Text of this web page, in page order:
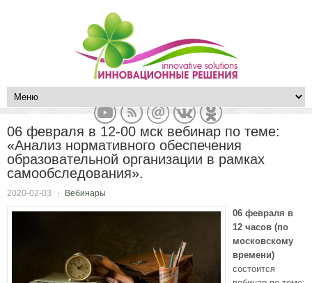
06 февраля в 12-00 мск вебинар по теме:
«Анализ нормативного обеспечения
образовательной организации в рамках
самообследования».
2020-02-03 Вебинары
06 февраля в
12 часов (по
московскому
времени)
состоится